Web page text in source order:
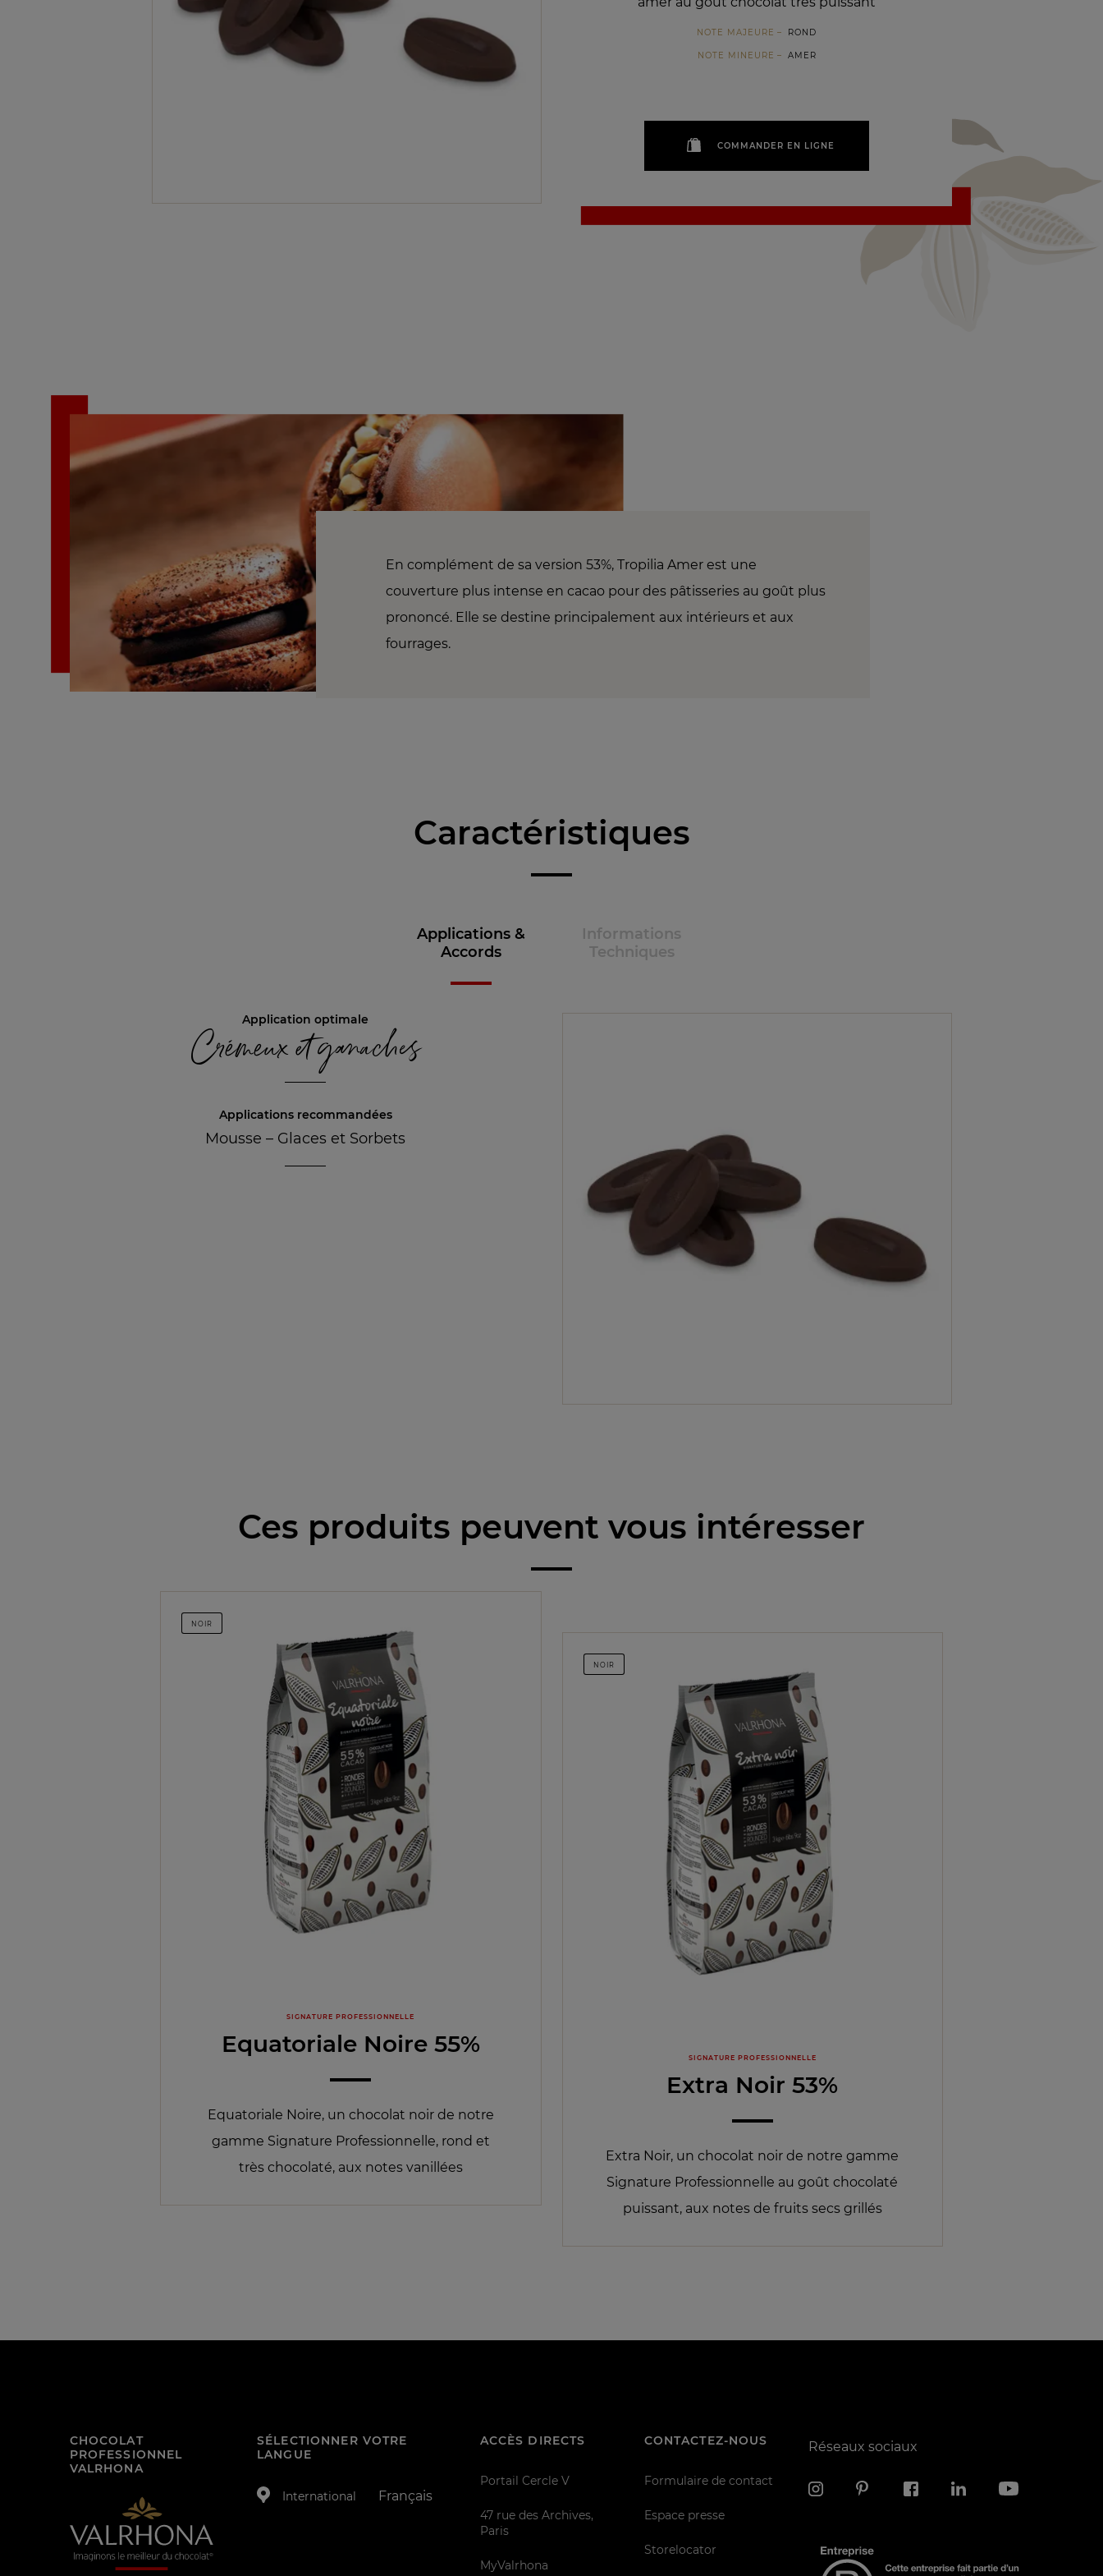
NOTE MAJEURE ROND
NOTE MINEURE AMER
COMMANDER EN LIGNE
En complément de sa version 53%, Tropilia Amer est une
couverture plus intense en cacao pour des pâtisseries au goût plus
prononcé. Elle se destine principalement aux intérieurs et aux
fourrages.
Caractéristiques
Applications &
Accords
Informations
Techniques
Application optimale
Crémeux et ganaches
Applications recommandées
Mousse – Glaces et Sorbets
Ces produits peuvent vous intéresser
NOIR
SIGNATURE PROFESSIONNELLE
Equatoriale Noire 55%
Equatoriale Noire, un chocolat noir de notre
gamme Signature Professionnelle, rond et
très chocolaté, aux notes vanillées
NOIR
SIGNATURE PROFESSIONNELLE
Extra Noir 53%
Extra Noir, un chocolat noir de notre gamme
Signature Professionnelle au goût chocolaté
puissant, aux notes de fruits secs grillés
CHOCOLAT
PROFESSIONNEL
VALRHONA
SÉLECTIONNER VOTRE
LANGUE
International Français
ACCÈS DIRECTS
Portail Cercle V
47 rue des Archives,
Paris
MyValrhona
CONTACTEZ-NOUS
Formulaire de contact
Espace presse
Storelocator
Réseaux sociaux